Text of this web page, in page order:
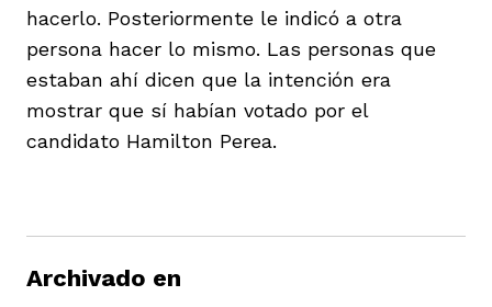
hacerlo. Posteriormente le indicó a otra
persona hacer lo mismo. Las personas que
estaban ahí dicen que la intención era
mostrar que sí habían votado por el
candidato Hamilton Perea.
Archivado en